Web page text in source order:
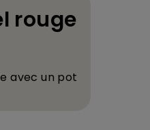
rouge
avec un pot